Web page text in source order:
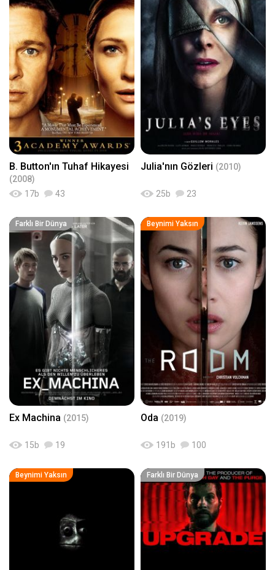
B. Button'ın Tuhaf Hikayesi
(2008)
17b 43
Julia'nın Gözleri (2010)
25b 23
Farklı Bir Dünya
Ex Machina (2015)
15b 19
Beynimi Yaksın
Oda (2019)
191 b 100
Beynimi Yaksın Farklı Bir Dünya